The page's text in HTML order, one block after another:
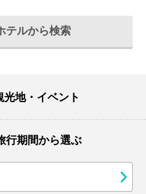
テルから検索
光地・イベント
行期間から選ぶ